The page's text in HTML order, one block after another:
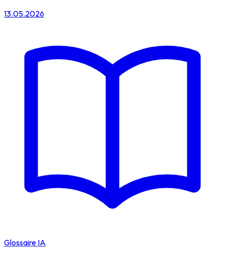
13.05.2026
Glossaire IA